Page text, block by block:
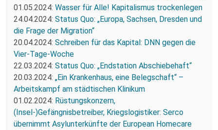
01.05.2024: Wasser für Alle! Kapitalismus trockenlegen
24.04.2024: Status Quo: „Europa, Sachsen, Dresden und
die Frage der Migration“
20.04.2024: Schreiben für das Kapital: DNN gegen die
Vier-Tage-Woche
22.03.2024: Status Quo: „Endstation Abschiebehaft“
20.03.2024: „Ein Krankenhaus, eine Belegschaft“ –
Arbeitskampf am städtischen Klinikum
01.02.2024: Rüstungskonzern,
(Insel-)Gefängnisbetreiber, Kriegslogistiker: Serco
übernimmt Asylunterkünfte der European Homecare